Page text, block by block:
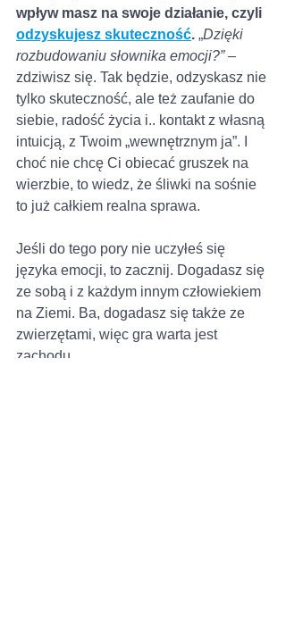
wpływ masz na swoje działanie, czyli
odzyskujesz skuteczność. „Dzięki
rozbudowaniu słownika emocji?” –
zdziwisz się. Tak będzie, odzyskasz nie
tylko skuteczność, ale też zaufanie do
siebie, radość życia i.. kontakt z własną
intuicją, z Twoim „wewnętrznym ja”. I
choć nie chcę Ci obiecać gruszek na
wierzbie, to wiedz, że śliwki na sośnie
to już całkiem realna sprawa.
Jeśli do tego pory nie uczyłeś się
języka emocji, to zacznij. Dogadasz się
ze sobą i z każdym innym człowiekiem
na Ziemi. Ba, dogadasz się także ze
zwierzętami, więc gra warta jest
zachodu.